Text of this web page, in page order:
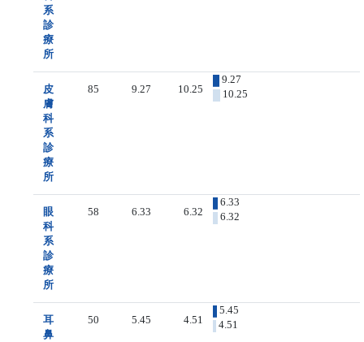
系
診
療
所
皮
膚
科
系
診
療
所
85 9.27 10.25
9.27
10.25
眼
科
系
診
療
所
58 6.33 6.32
6.33
6.32
耳
鼻
50 5.45 4.51
5.45
4.51